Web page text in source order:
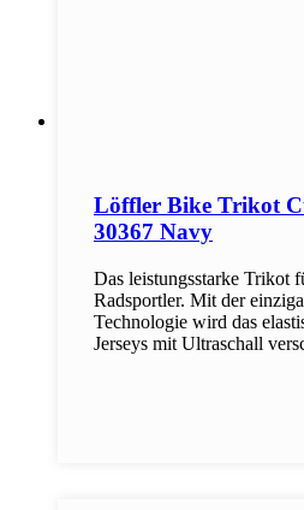
Löffler Bike Trikot
30367 Navy
Das leistungsstarke Trikot
Radsportler. Mit der
Technologie wird das
Jerseys mit Ultraschall